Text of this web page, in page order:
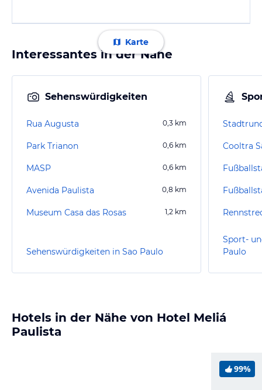
Karte
Interessantes in der Nähe
Sehenswürdigkeiten
Rua Augusta 0,3 km
Park Trianon 0,6 km
MASP 0,6 km
Avenida Paulista 0,8 km
Museum Casa das Rosas 1,2 km
Sehenswürdigkeiten in Sao Paulo
Sport-
Paulo
Hotels in der Nähe von Hotel Meliá
Paulista
99%